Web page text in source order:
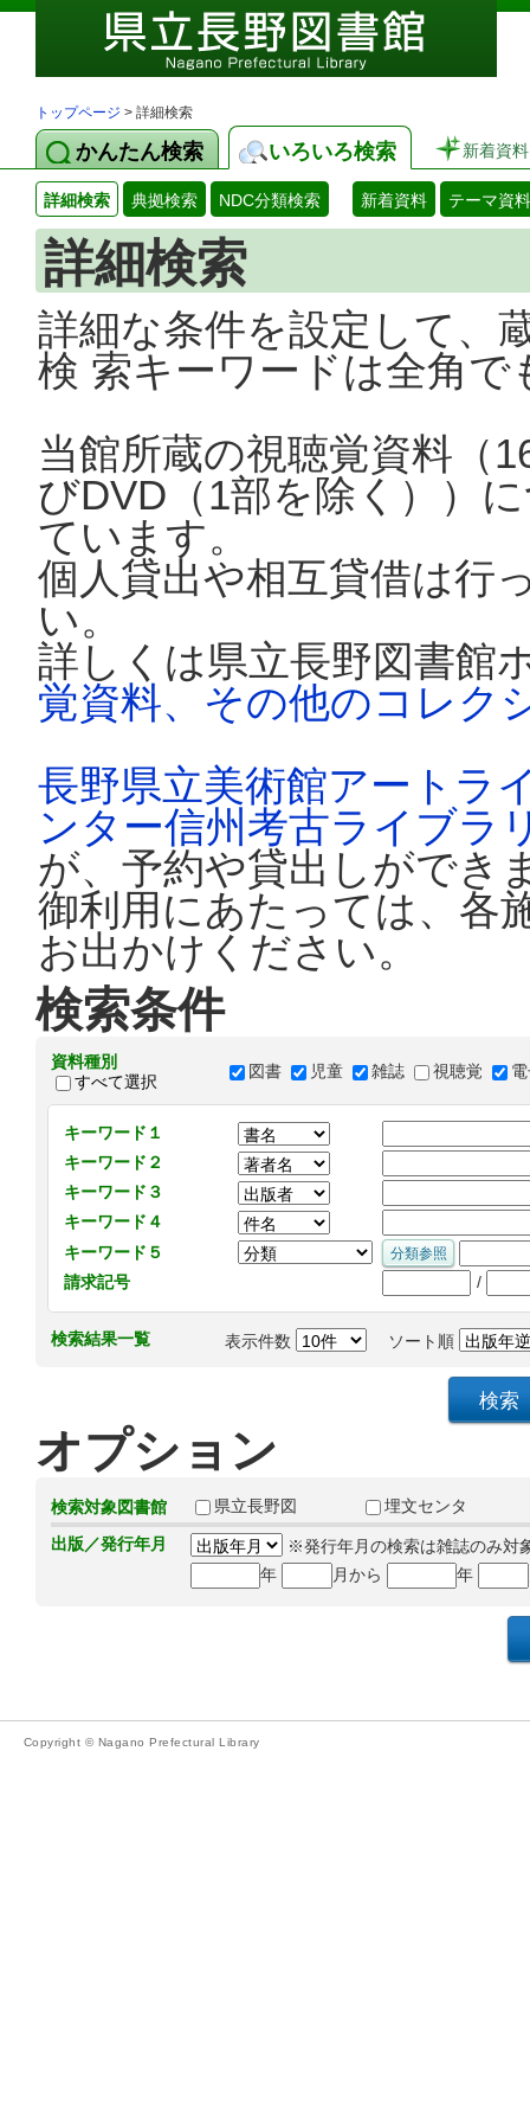
トップページ > 詳細検索
かんたん検索 いろいろ検索 新着資料
詳細検索 典拠検索 NDC分類検索 新着資料 テーマ資料
詳細検索
詳細な条件を設定して、
検 索キーワードは全角
当館所蔵の視聴覚資料（
びDVD（1部を除く））
ています。
個人貸出や相互貸借は行
い。
詳しくは県立長野図書館
覚資料、その他のコレク
長野県立美術館アートラ
ンター信州考古ライブラ
が、予約や貸出しができ
御利用にあたっては、各
お出かけください。
検索条件
資料種別
すべて選択
図書 児童 雑誌 視聴覚
キーワード１
キーワード２
キーワード３
キーワード４
キーワード５
請求記号
/
検索結果一覧 表示件数 ソート順
オプション
検索対象図書館 県立長野図
埋文センタ
出版／発行年月
※発行年月の検索は雑誌のみ対
年
月から 年
Copyright © Nagano Prefectural Library